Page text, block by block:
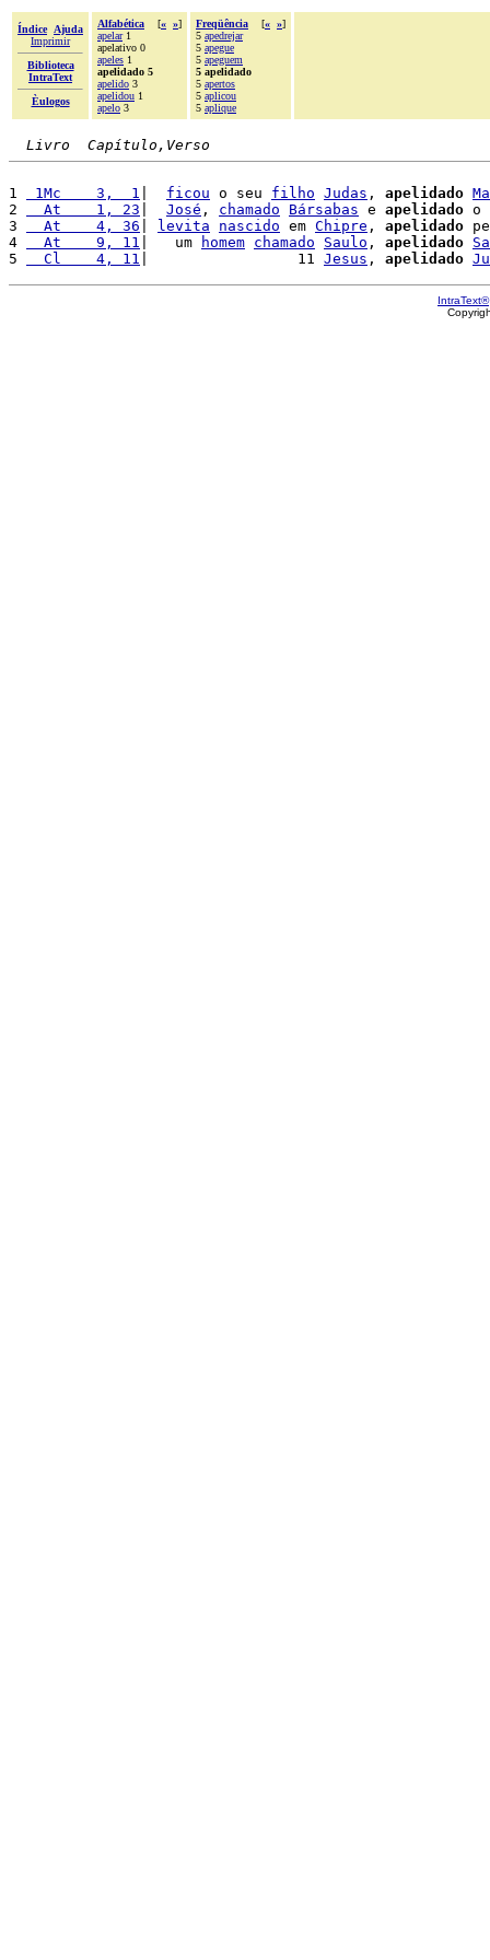
Índice
Ajuda
Imprimir
Biblioteca
IntraText
Èulogos
Alfabética [« »]
apelar1
apelativo 0
apeles 1
apelidado 5
apelido 3
apelidou 1
apelo 3
Freqüência [« »]
5 apedrejar
5 apegue
5 apeguem
5 apelidado
5 apertos
5 aplicou
5 aplique
Livro  Capítulo,Verso
1 1Mc    3,  1 ficou o seu filho Judas , apelidado
2
  At    1, 23
José , chamado Bársabas e apelidado o
3
  At    4, 36
levita nascido em Chipre , apelidado
4
  At    9, 11
|   um homem chamado Saulo , apelidado
5
  Cl    4, 11
|                 11 Jesus , apelidado
IntraText®